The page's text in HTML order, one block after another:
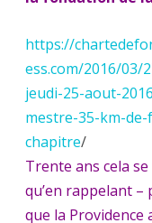
venez
et
les
petits
https://
ess.com/2016/
jeudi-25-aout-
mestre-35-km-
chapitre/
Trente ans cela
qu’en rappelant –
que la